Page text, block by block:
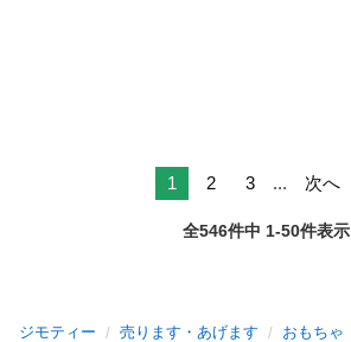
1 2 3 ... 次へ
全546件中 1-50件表示
ジモティー 売ります・あげます おもちゃ